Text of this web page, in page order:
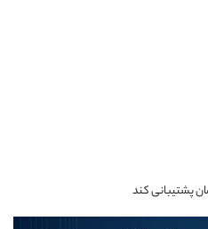
پشتیبانی کند